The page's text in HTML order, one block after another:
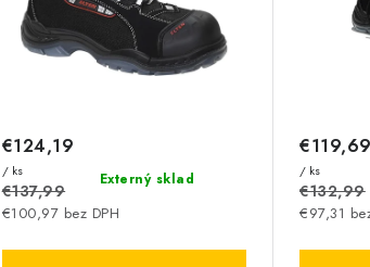
Externý sklad
€100,97 bez DPH
€124,19
/ ks
€137,99
€97,31
€119,69
/ ks
€132,99